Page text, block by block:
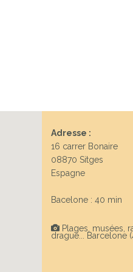
Adresse :
16 carrer Bonaire
08870 Sitges
Espagne
Bacelone : 40 min
Plages, musées,
drague... Barcelone